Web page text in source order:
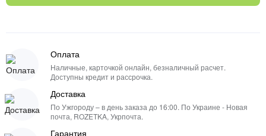
Оплата
Наличные, карточкой онлайн, безналичный расчет.
Доступны кредит и рассрочка.
Доставка
По Ужгороду – в день заказа до 16:00. По Украине - Новая
почта, ROZETKA, Укрпочта.
Гарантия